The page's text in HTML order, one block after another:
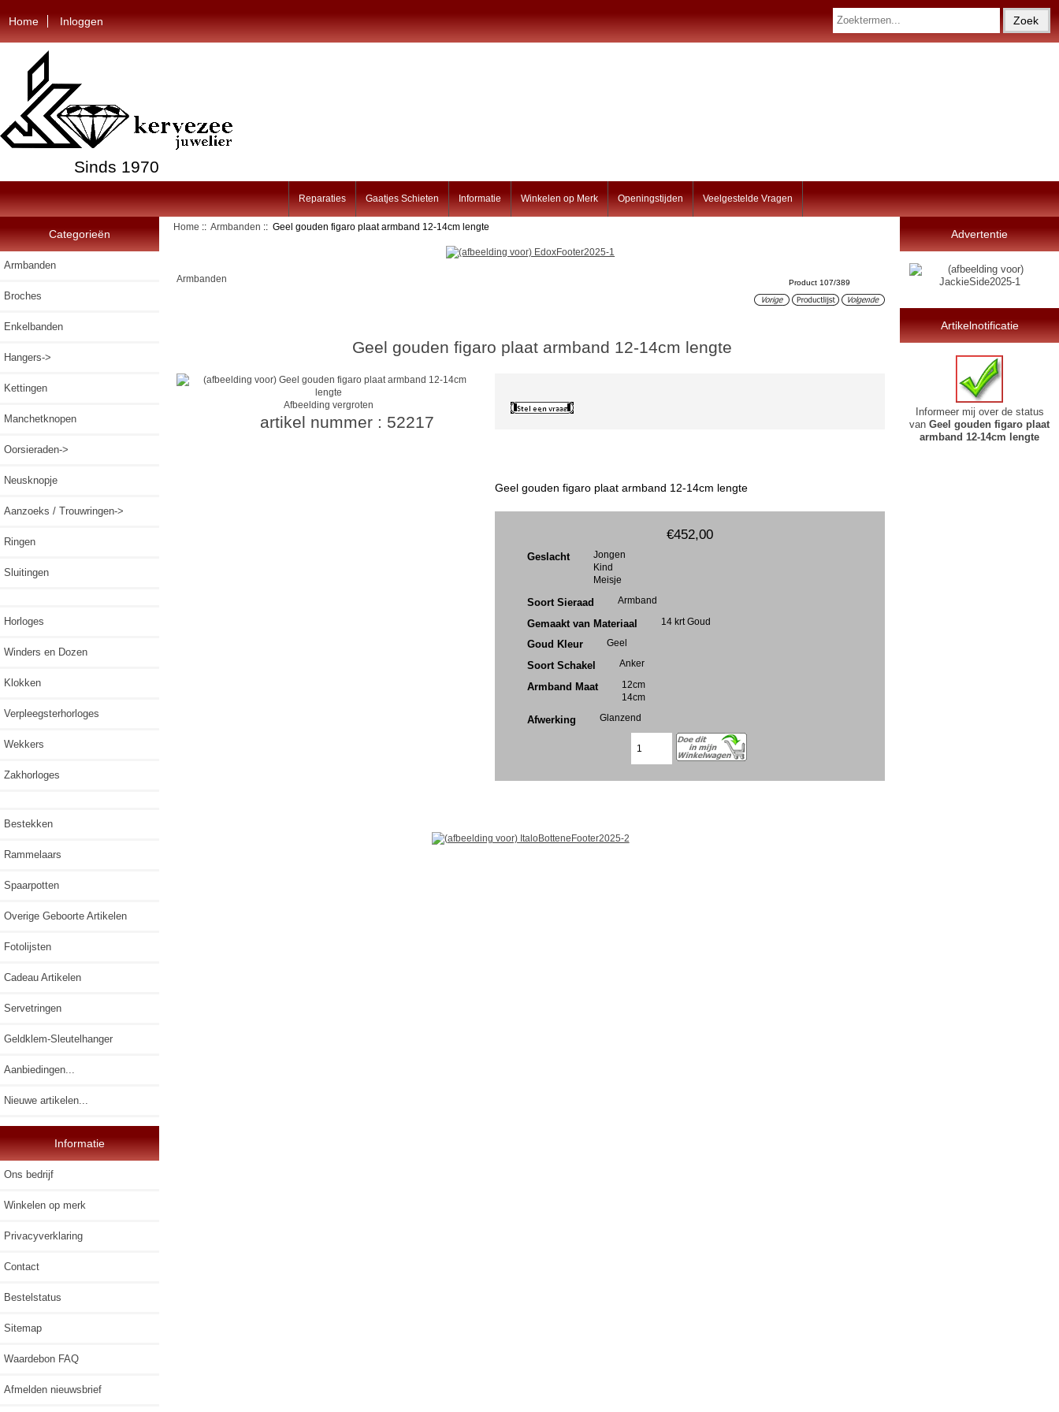
Home Inloggen
Sinds 1970
Reparaties Gaatjes Schieten Informatie Winkelen op Merk Openingstijden Veelgestelde Vragen
Categorieën
Armbanden
Broches
Enkelbanden
Hangers->
Kettingen
Manchetknopen
Oorsieraden->
Neusknopje
Aanzoeks / Trouwringen->
Ringen
Sluitingen
Horloges
Winders en Dozen
Klokken
Verpleegsterhorloges
Wekkers
Zakhorloges
Bestekken
Rammelaars
Spaarpotten
Overige Geboorte Artikelen
Fotolijsten
Cadeau Artikelen
Servetringen
Geldklem-Sleutelhanger
Aanbiedingen...
Nieuwe artikelen...
Informatie
Ons bedrijf
Winkelen op merk
Privacyverklaring
Contact
Bestelstatus
Sitemap
Waardebon FAQ
Afmelden nieuwsbrief
Home ::Armbanden :: Geel gouden figaro plaat armband 12-14cm lengte
Armbanden Product 107/389
Geel gouden figaro plaat armband 12-14cm lengte
Afbeelding vergroten
artikel nummer : 52217
Geel gouden figaro plaat armband 12-14cm lengte
€452,00
Geslacht
Jongen
Kind
Meisje
Soort Sieraad Armband
Gemaakt van Materiaal 14 krt Goud
Goud Kleur Geel
Soort Schakel Anker
Armband Maat
12cm
14cm
Afwerking Glanzend
Advertentie
Artikelnotificatie
Informeer mij over de status
vanGeel gouden figaro plaat
armband 12-14cm lengte